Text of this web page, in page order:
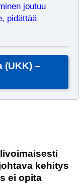
joutuu
pidättää
(UKK) –
kehitys
ei opita